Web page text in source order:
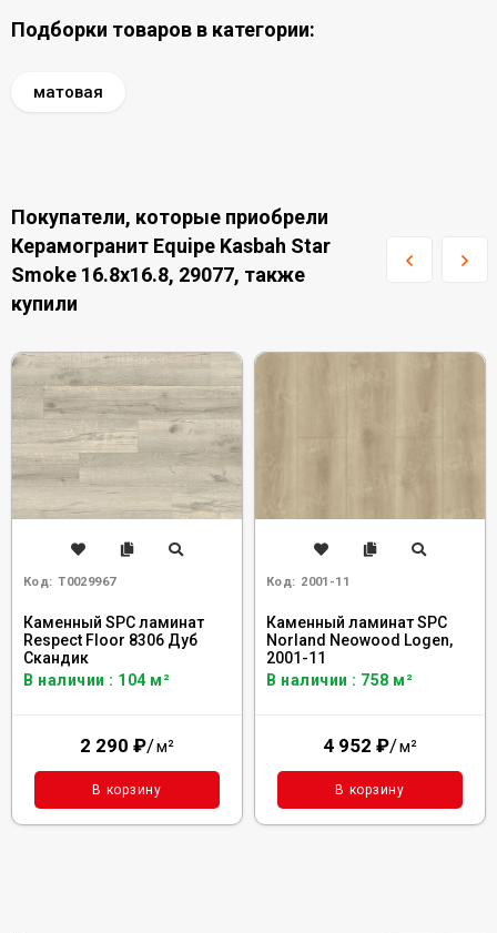
Подборки товаров в категории:
матовая
Покупатели, которые приобрели
Керамогранит Equipe Kasbah Star
Smoke 16.8x16.8, 29077, также
купили
Код: Т0029967
Каменный SPC ламинат
Respect Floor 8306 Дуб
Скандик
В наличии : 104 м²
2 290 ₽/м²
В корзину
Код: 2001-11
Каменный ламинат SPC
Norland Neowood Logen,
2001-11
В наличии : 758 м²
4 952 ₽/м²
В корзину